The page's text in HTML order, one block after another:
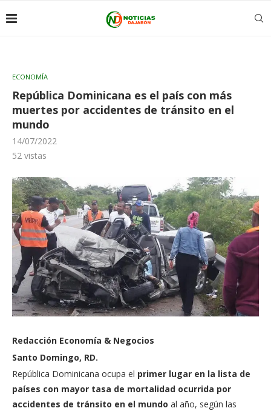
ECONOMÍA
República Dominicana es el país con más
muertes por accidentes de tránsito en el
mundo
14/07/2022
52 vistas
Redacción Economía & Negocios
Santo Domingo, RD.
República Dominicana ocupa el primer lugar en la lista de
países con mayor tasa de mortalidad ocurrida por
accidentes de tránsito en el mundo al año, según las